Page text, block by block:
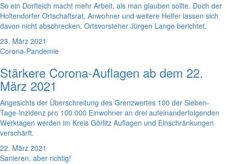
So ein Dorfteich macht mehr Arbeit, als man glauben sollte. Doch der
Holtendorfer Ortschaftsrat, Anwohner und weitere Helfer lassen sich
davon nicht abschrecken. Ortsvorsteher Jürgen Lange berichtet.
23. März 2021
Corona-Pandemie
Stärkere Corona-Auflagen ab dem 22.
März 2021
Angesichts der Überschreitung des Grenzwertes 100 der Sieben-
Tage-Inzidenz pro 100.000 Einwohner an drei aufeinanderfolgenden
Werktagen werden im Kreis Görlitz Auflagen und Einschränkungen
verschärft.
22. März 2021
Sanieren, aber richtig!